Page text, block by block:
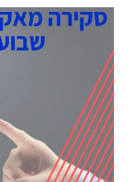
סקירה
שבועית
25/11/2020
|
השקל
מתחזק
על
רקע
היחלשות
הדולר